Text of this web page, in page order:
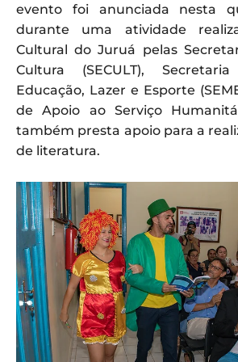
evento foi anunciada nesta
durante uma atividade
Cultural do Juruá pelas
Cultura (SECULT),
Educação, Lazer e Esporte
de Apoio ao Serviço
também presta apoio para a
de literatura.